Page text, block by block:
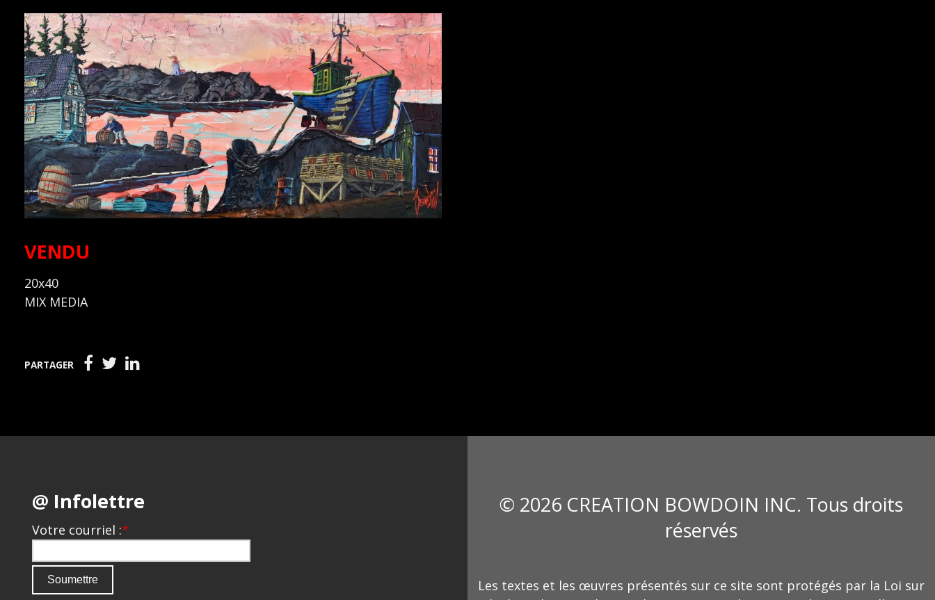
VENDU
20x40
MIX MEDIA
PARTAGER
@ Infolettre
Votre courriel :*
© 2026 CREATION BOWDOIN INC. Tous droits
réservés
Les textes et les œuvres présentés sur ce site sont protégés par la Loi sur